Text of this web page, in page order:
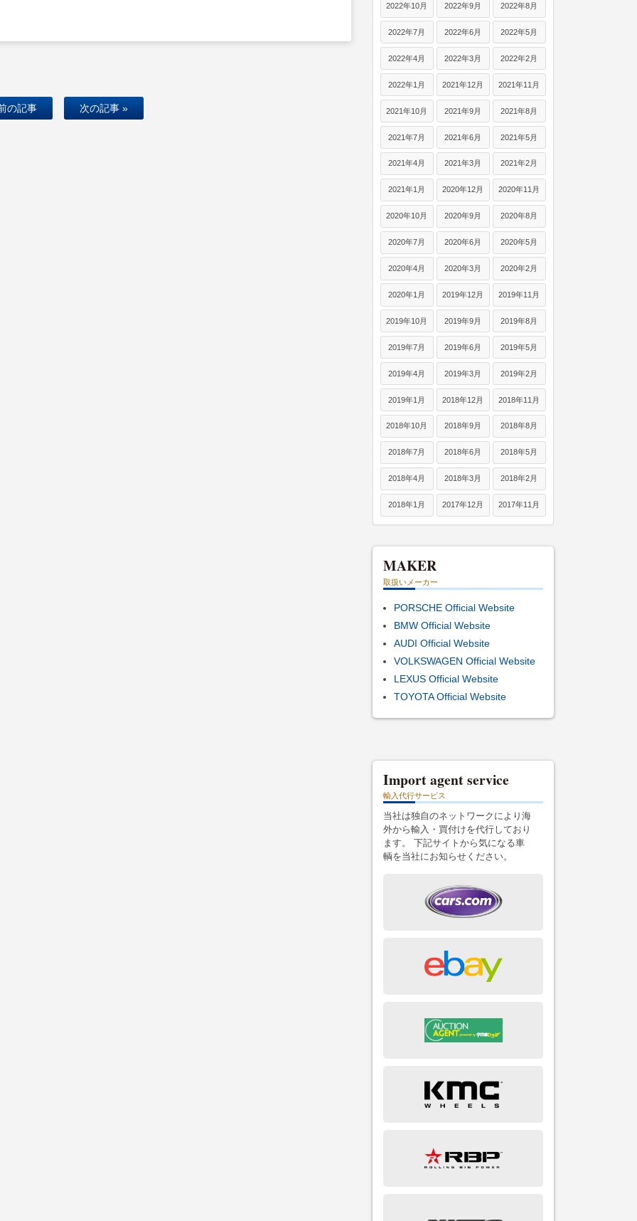
の記事 次の記事 »
2022年10月 2022年9月 2022年8月
2022年7月 2022年6月 2022年5月
2022年4月 2022年3月 2022年2月
2022年1月 2021年12月 2021年11月
2021年10月 2021年9月 2021年8月
2021年7月 2021年6月 2021年5月
2021年4月 2021年3月 2021年2月
2021年1月 2020年12月 2020年11月
2020年10月 2020年9月 2020年8月
2020年7月 2020年6月 2020年5月
2020年4月 2020年3月 2020年2月
2020年1月 2019年12月 2019年11月
2019年10月 2019年9月 2019年8月
2019年7月 2019年6月 2019年5月
2019年4月 2019年3月 2019年2月
2019年1月 2018年12月 2018年11月
2018年10月 2018年9月 2018年8月
2018年7月 2018年6月 2018年5月
2018年4月 2018年3月 2018年2月
2018年1月 2017年12月 2017年11月
MAKER
取扱いメーカー
PORSCHE Official Website
BMW Official Website
AUDI Official Website
VOLKSWAGEN Official Website
LEXUS Official Website
TOYOTA Official Website
Import agent service
輸入代行サービス
当社は独自のネットワークにより海
外から輸入・買付けを代行しており
ます。 下記サイトから気になる車
輌を当社にお知らせください。